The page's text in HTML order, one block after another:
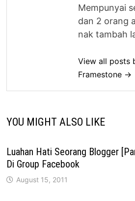
Mempunyai
dan 2 orang
nak tambah
View all posts
Framestone →
YOU MIGHT ALSO LIKE
Luahan Hati Seorang Blogger
Di Group Facebook
August 15, 2011